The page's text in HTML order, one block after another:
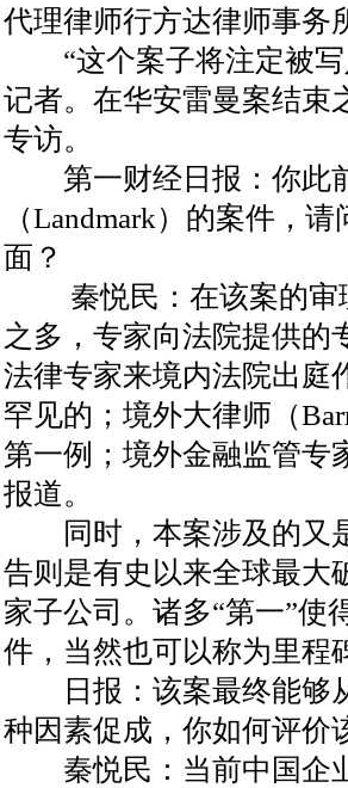
代理律师行方达律师事务
“这个案子将注定被写
记者。在华安雷曼案结束
专访。
第一财经日报：你此
（Landmark）的案件，
面？
秦悦民：在该案的审
之多，专家向法院提供的
法律专家来境内法院出庭
罕见的；境外大律师（
第一例；境外金融监管专
报道。
同时，本案涉及的又
告则是有史以来全球最大
家子公司。诸多“第一”使
件，当然也可以称为里程
日报：该案最终能够
种因素促成，你如何评价
秦悦民：当前中国企业